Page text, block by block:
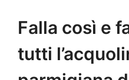
Falla così e
tutti